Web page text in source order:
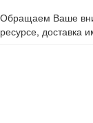
Обращаем Ваше
ресурсе, доставка